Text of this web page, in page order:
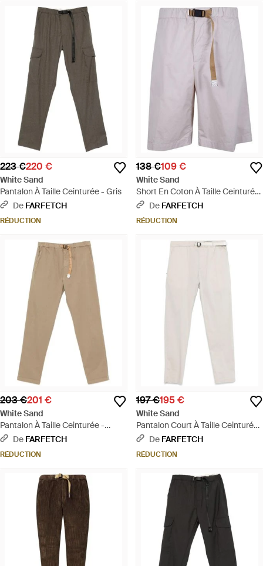
223 €220 €
White Sand
Pantalon À Taille Ceinturée - Gris
De FARFETCH
RÉDUCTION
138 €109 €
White Sand
Short En Coton À Taille Ceinturée
- Gris
De FARFETCH
RÉDUCTION
203 €201 €
White Sand
Pantalon À Taille Ceinturée -
Neutre
De FARFETCH
RÉDUCTION
197 €195 €
White Sand
Pantalon Court À Taille Ceinturée
- Blanc
De FARFETCH
RÉDUCTION